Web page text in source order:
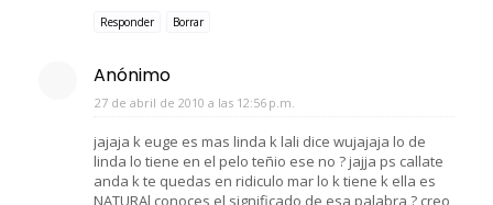
Responder Borrar
Anónimo
27 de abril de 2010 a las 12:56 p.m.
jajaja k euge es mas linda k lali dice wujajaja lo de
linda lo tiene en el pelo teñio ese no ? jajja ps callate
anda k te quedas en ridiculo mar lo k tiene k ella es
NATURAl conoces el significado de esa palabra ? creo